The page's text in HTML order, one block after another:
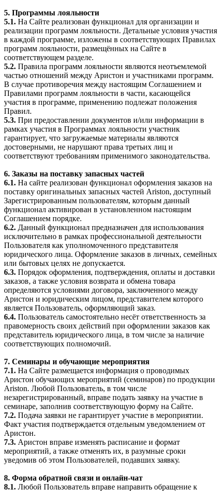
5. Программы лояльности
5.1. На Сайте реализован функционал для организации и
реализации программ лояльности. Детальные условия участия
в каждой программе, изложены в соответствующих Правилах
программ лояльности, размещённых на Сайте в
соответствующем разделе.
5.2. Правила программ лояльности являются неотъемлемой
частью отношений между Аристон и участниками программ.
В случае противоречия между настоящим Соглашением и
Правилами программ лояльности в части, касающейся
участия в программе, применению подлежат положения
Правил.
5.3. При предоставлении документов и/или информации в
рамках участия в Программах лояльности участник
гарантирует, что загружаемые материалы являются
достоверными, не нарушают права третьих лиц и
соответствуют требованиям применимого законодательства.
6. Заказы на поставку запасных частей
6.1. На сайте реализован функционал оформления заказов на
поставку оригинальных запасных частей Ariston, доступный
Зарегистрированным пользователям, которым данный
функционал активирован в установленном настоящим
Соглашением порядке.
6.2. Данный функционал предназначен для использования
исключительно в рамках профессиональной деятельности
Пользователя как уполномоченного представителя
юридического лица. Оформление заказов в личных, семейных
или бытовых целях не допускается.
6.3. Порядок оформления, подтверждения, оплаты и доставки
заказов, а также условия возврата и обмена товара
определяются условиями договора, заключенного между
Аристон и юридическим лицом, представителем которого
является Пользователь, оформляющий заказ.
6.4. Пользователь самостоятельно несёт ответственность за
правомерность своих действий при оформлении заказов как
представитель юридического лица, в том числе за наличие
соответствующих полномочий.
7. Семинары и обучающие мероприятия
7.1. На Сайте размещается информация о проводимых
Аристон обучающих мероприятий (семинаров) по продукции
Ariston. Любой Пользователь, в том числе
незарегистрированный, вправе подать заявку на участие в
семинаре, заполнив соответствующую форму на Сайте.
7.2. Подача заявки не гарантирует участие в мероприятии.
Факт участия подтверждается отдельным уведомлением от
Аристон.
7.3. Аристон вправе изменять расписание и формат
мероприятий, а также отменять их, в разумные сроки
уведомив об этом Пользователей, подавших заявку.
8. Форма обратной связи и онлайн-чат
8.1. Любой Пользователь вправе направить обращение к